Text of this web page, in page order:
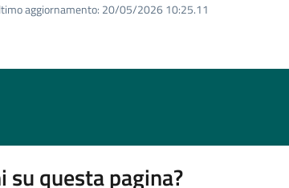
aggiornamento: 20/05/2026 10:25.11
questa pagina?